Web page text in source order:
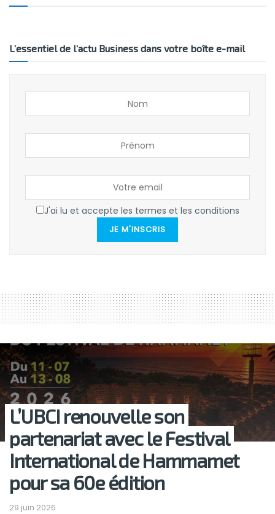
L’essentiel de l’actu Business dans votre boîte e-mail
J'ai lu et accepte les termes et les conditions
JE M'INSCRIS
L’UBCI renouvelle son
partenariat avec le Festival
International de Hammamet
pour sa 60e édition
29 juin 2026